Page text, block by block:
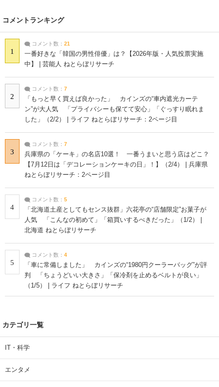
コメントランキング
1
コメント数： 21
一番好きな「韓国の男性俳優」は？【2026年版・人気投票実施
中】 | 芸能人 ねとらぼリサーチ
2
コメント数： 7
「もっと早く買えば良かった」 カインズの“車内遮光カーテ
ン”が大人気 「プライバシーも保てて安心」「ぐっすり眠れま
した」（2/2） | ライフ ねとらぼリサーチ：2ページ目
3
コメント数： 7
兵庫県の「ケーキ」の名店10選！ 一番うまいと思う店はどこ？
【7月12日は「デコレーションケーキの日」！】（2/4） | 兵庫県
ねとらぼリサーチ：2ページ目
4
コメント数： 5
「北海道土産としてもセンス抜群」六花亭の“店舗限定”お菓子が
人気 「こんなの初めて」「箱買いするべきだった」（1/2） |
北海道 ねとらぼリサーチ
5
コメント数： 4
「車に常備しました」 カインズの“1980円クーラーバッグ”が評
判 「ちょうどいい大きさ」「保冷剤を止めるベルトが良い」
（1/5） | ライフ ねとらぼリサーチ
カテゴリ一覧
IT・科学
エンタメ